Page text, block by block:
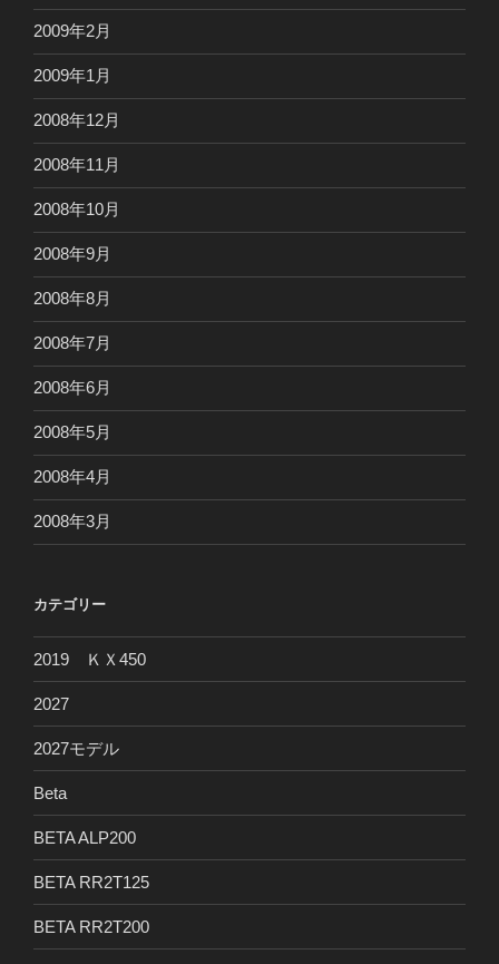
2009年2月
2009年1月
2008年12月
2008年11月
2008年10月
2008年9月
2008年8月
2008年7月
2008年6月
2008年5月
2008年4月
2008年3月
カテゴリー
2019 ＫＸ450
2027
2027モデル
Beta
BETA ALP200
BETA RR2T125
BETA RR2T200